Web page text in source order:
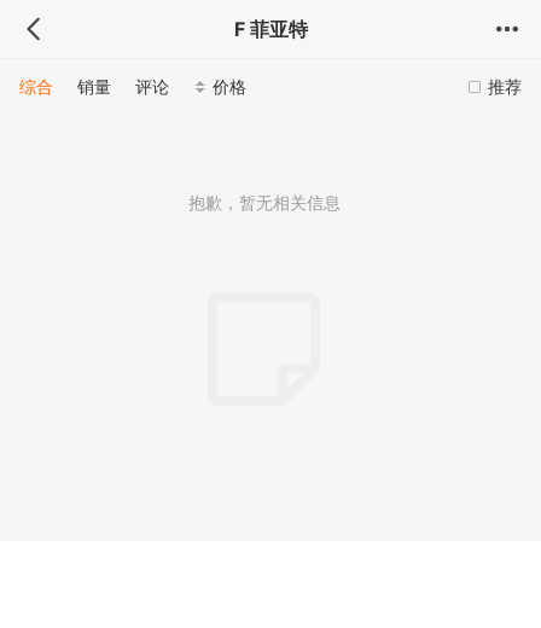
F 菲亚特
推荐
综合 销量 评论 价格
抱歉，暂无相关信息